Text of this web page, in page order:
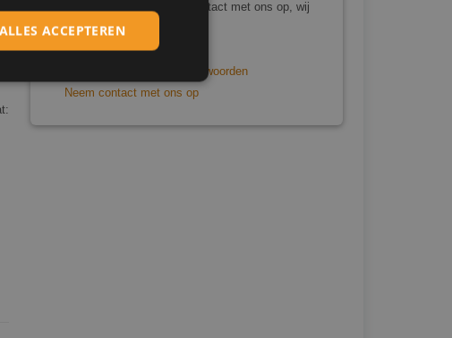
er niet tussen? Neem dan contact met ons op, wij
helpen je graag verder!
Veelgestelde vragen en antwoorden
Neem contact met ons op
ALLES ACCEPTEREN
en